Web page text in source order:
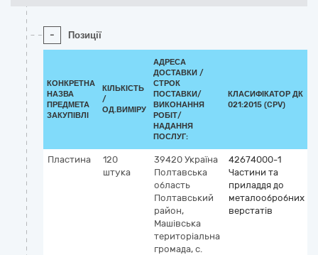
- Позиції
КОНКРЕТНА
НАЗВА
ПРЕДМЕТА
ЗАКУПІВЛІ
КІЛЬКІСТЬ
/
ОД.ВИМІРУ
АДРЕСА
ДОСТАВКИ /
СТРОК
ПОСТАВКИ/
ВИКОНАННЯ
РОБІТ/
НАДАННЯ
ПОСЛУГ:
КЛАСИФІКАТОР ДК
021:2015 (CPV)
Пластина
120
штука
39420 Україна
Полтавська
область
Полтавський
район,
Машівська
територіальна
громада, с.
42674000-1
Частини та
приладдя до
металообробних
верстатів